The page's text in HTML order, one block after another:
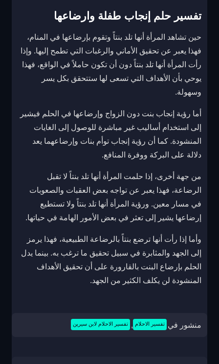
تفسير حلم إنجاب طفلة وارضاعها
حين تشاهد المرأة أنها تلد بنتاً وتقوم بإرضاعها في المنام،
فهذا يعبر عن تحقيق الأماني والرغبات التي تطمح إليها. وإذا
رأت المرأة أنها تلد بنتاً دون أن تكون حاملاً في الواقع، فهذا
يوحي بأن الأهداف التي تسعى لها ستتحقق بكل يسر
وسهولة.
أما رؤية إنجاب بنت دون الزواج وإرضاعها في الحلم فيشير
إلى استخدام أساليب غير مباشرة للوصول إلى الغايات
المنشودة. كما أن رؤية إنجاب توأم بنات وإرضاعهما يعد
دلالة على البركة ووفرة المنافع.
من جهة أخرى، إذا حلمت المرأة أنها تلد بنتاً لا تقبل
الرضاعة، فهذا يعبر عن تواجه بعض العقبات والصعوبات
في مسار معين. ورؤية المرأة أنها تلد بنتاً ولا تستطيع
إرضاعها يشير إلى تعثر في بعض الأمور الهامة في حياتها.
وأما إذا رأت أنها ترضع بنتاً بالرضاعة الطبيعية، فهذا يرمز
إلى الجهد والمثابرة في سبيل تحقيق ما ترغب به. بينما يدل
الحلم بإرضاع البنت بالقارورة على أن تحقيق الأهداف
المنشودة لن يكلف الكثير من الجهد.
منشور في تفسير الاحلام , تفسير الاحلام لابن سيرين